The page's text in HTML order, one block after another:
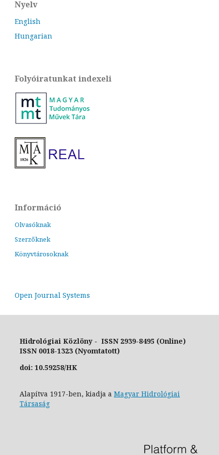
Nyelv
English
Hungarian
Folyóiratunkat indexeli
Információ
Olvasóknak
Szerzőknek
Könyvtárosoknak
Open Journal Systems
Hidrológiai Közlöny - ISSN 2939-8495 (Online)
ISSN 0018-1323 (Nyomtatott)
doi: 10.59258/HK
Alapítva 1917-ben, kiadja a Magyar Hidrológiai
Társaság